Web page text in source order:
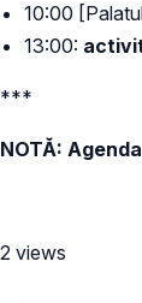
10:00
13:00:
***
NOTĂ:
2 views